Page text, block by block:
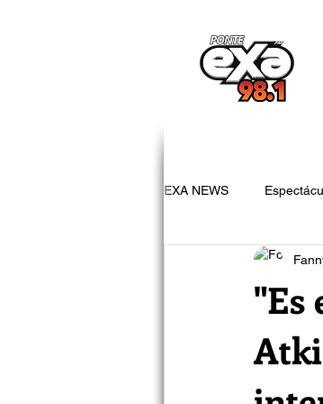
EXA NEWS
"Es